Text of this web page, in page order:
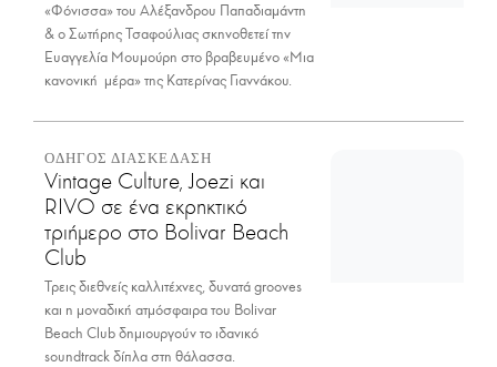
«Φόνισσα» του Αλέξανδρου Παπαδιαμάντη
& ο Σωτήρης Τσαφούλιας σκηνοθετεί την
Ευαγγελία Μουμούρη στο βραβευμένο «Μια
κανονική μέρα» της Κατερίνας Γιαννάκου.
ΟΔΗΓΟΣ ΔΙΑΣΚΕΔΑΣΗ
Vintage Culture, Joezi και
RIVO σε ένα εκρηκτικό
τριήμερο στο Bolivar Beach
Club
Τρεις διεθνείς καλλιτέχνες, δυνατά grooves
και η μοναδική ατμόσφαιρα του Bolivar
Beach Club δημιουργούν το ιδανικό
soundtrack δίπλα στη θάλασσα.